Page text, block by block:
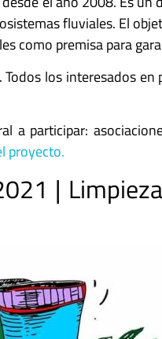
fluviales. El
como premisa para
los interesados
a participar:
proyecto.
|